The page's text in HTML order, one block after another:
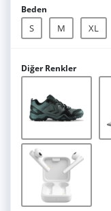
Beden
S M XL
Diğer Renkler